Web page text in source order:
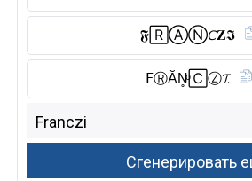
𝕱🅁Ⓐ︎Ⓝ︎𝘊𝐙𝕴
𝖥Ⓡ︎ĂN̥ͦ🄲Ⓩ︎𝓘